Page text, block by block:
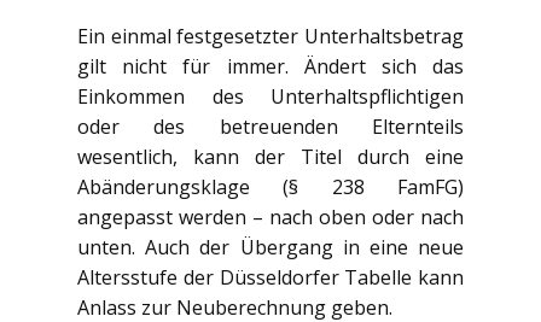
Ein einmal festgesetzter Unterhaltsbetrag
gilt nicht für immer. Ändert sich das
Einkommen des Unterhaltspflichtigen
oder des betreuenden Elternteils
wesentlich, kann der Titel durch eine
Abänderungsklage (§ 238 FamFG)
angepasst werden – nach oben oder nach
unten. Auch der Übergang in eine neue
Altersstufe der Düsseldorfer Tabelle kann
Anlass zur Neuberechnung geben.